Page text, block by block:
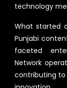
technology
What started
Punjabi
faceted
Network
contributing to